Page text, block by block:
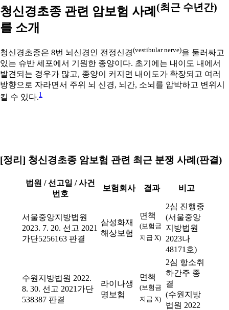
청신경초종 관련 암보험 사례 (최근 수년간)
를 소개
청신경초종은 8번 뇌신경인 전정신경(vestibular nerve)을 둘러싸고
있는 슈반 세포에서 기원한 종양이다. 초기에는 내이도 내에서
발견되는 경우가 많고, 종양이 커지면 내이도가 확장되고 여러
방향으로 자라면서 주위 뇌 신경, 뇌간, 소뇌를 압박하고 변위시
킬 수 있다.1
[정리] 청신경초종 암보험 관련 최근 분쟁 사례(판결)
법원 / 선고일 / 사건
번호
보험회사 결과 비고
서울중앙지방법원
2023. 7. 20. 선고 2021
가단5256163 판결
삼성화재
해상보험
면책
(보험금
지급 X)
2심 진행중
(서울중앙
지방법원
2023나
48171호)
수원지방법원 2022.
8. 30. 선고 2021가단
538387 판결
라이나생
명보험
면책
(보험금
지급 X)
2심 항소취
하간주 종
결
(수원지방
법원 2022